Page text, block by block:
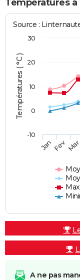
Températures à
Températures ( °C )
Source :
JanFev Mar
-10
0
10
20
30
A ne pas